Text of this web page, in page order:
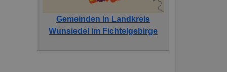
Gemeinden in Landkreis
Wunsiedel im Fichtelgebirge